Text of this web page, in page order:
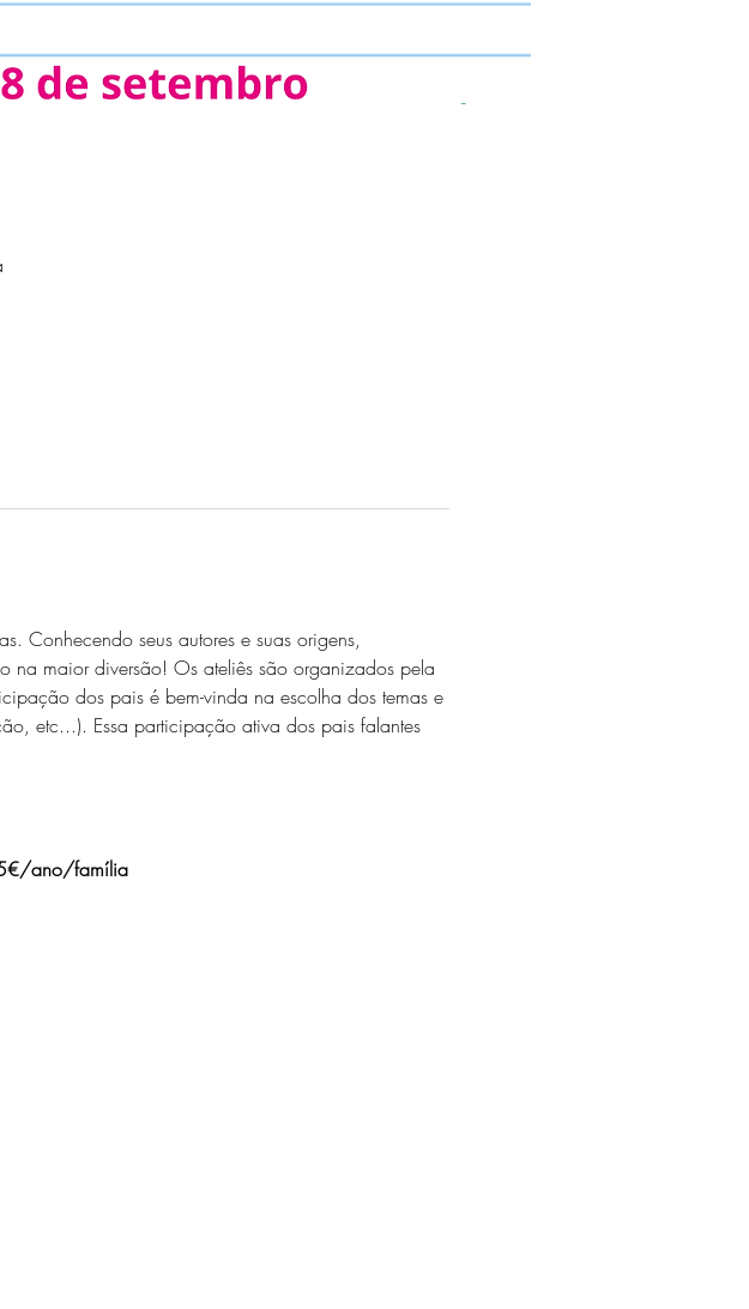
Conhecendo seus autores e suas origens,
na maior diversão! Os ateliês são organizados pela
dos pais é bem-vinda na escolha dos temas e
etc...). Essa participação ativa dos pais falantes
ano/família